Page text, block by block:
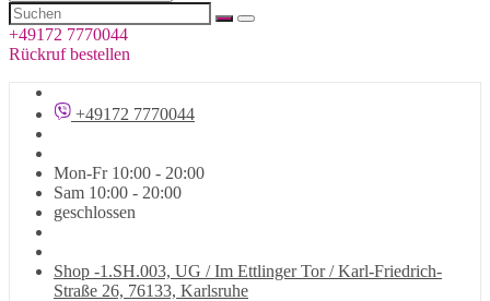
+49172 7770044
Rückruf bestellen
+49172 7770044
Mon-Fr 10:00 - 20:00
Sam 10:00 - 20:00
geschlossen
Shop -1.SH.003, UG / Im Ettlinger Tor / Karl-Friedrich-
Straße 26, 76133, Karlsruhe